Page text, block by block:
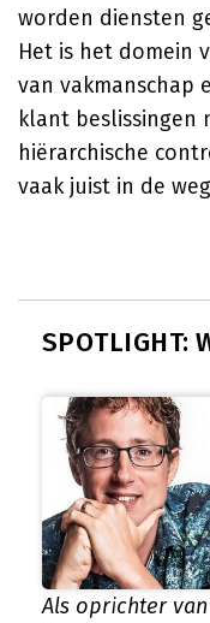
worden diensten
Het is het domein
van vakmanschap
klant beslissingen
hiërarchische
vaak juist in de
Als oprichter